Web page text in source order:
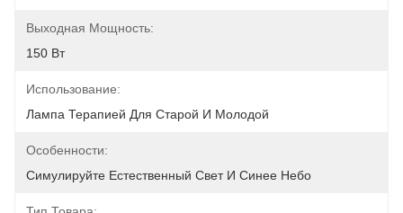
Выходная Мощность:
150 Вт
Использование:
Лампа Терапией Для Старой И Молодой
Особенности:
Симулируйте Естественный Свет И Синее Небо